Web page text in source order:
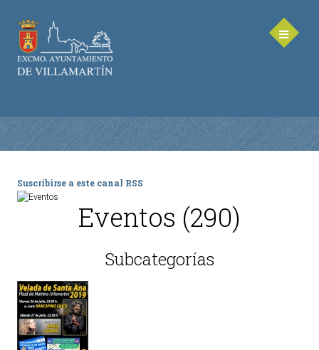
AYUNTAMIENTO
Saluda de la Alcaldesa
Corporación Municipal - Legislatura 2023-2027
Delegaciones Municipales
Teléfonos de contacto
Ordenanzas Municipales
Suscribirse a este canal RSS
Eventos (290)
Subcategorías